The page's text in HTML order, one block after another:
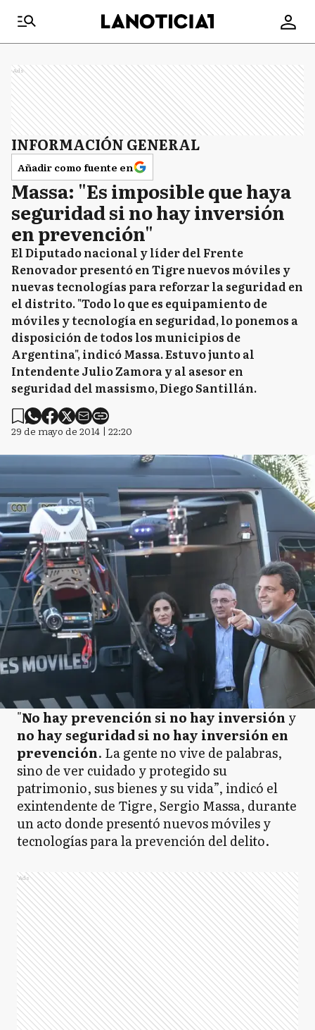
Ads
INFORMACIÓN GENERAL
Añadir como fuente en
Massa: "Es imposible que haya
seguridad si no hay inversión
en prevención"
El Diputado nacional y líder del Frente
Renovador presentó en Tigre nuevos móviles y
nuevas tecnologías para reforzar la seguridad en
el distrito. "Todo lo que es equipamiento de
móviles y tecnología en seguridad, lo ponemos a
disposición de todos los municipios de
Argentina", indicó Massa. Estuvo junto al
Intendente Julio Zamora y al asesor en
seguridad del massismo, Diego Santillán.
29 de mayo de 2014 | 22:20
"No hay prevención si no hay inversión y
no hay seguridad si no hay inversión en
prevención. La gente no vive de palabras,
sino de ver cuidado y protegido su
patrimonio, sus bienes y su vida”, indicó el
exintendente de Tigre, Sergio Massa, durante
un acto donde presentó nuevos móviles y
tecnologías para la prevención del delito.
Ads